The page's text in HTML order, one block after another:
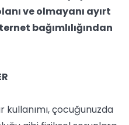
ve olmayanı ayırt
bağımlılığından
çocuğunuzda